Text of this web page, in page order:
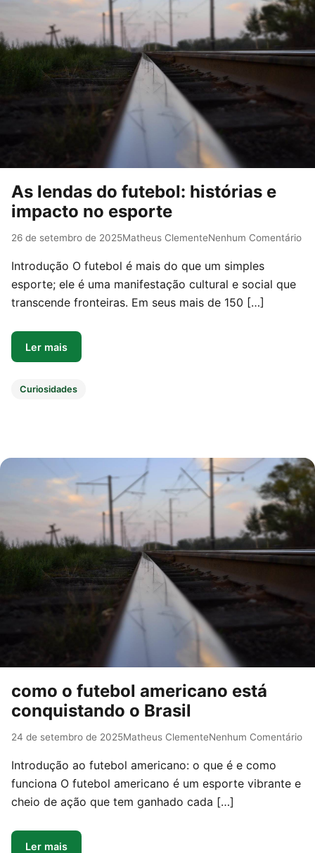
As lendas do futebol: histórias e
impacto no esporte
26 de setembro de 2025Matheus ClementeNenhum Comentário
Introdução O futebol é mais do que um simples
esporte; ele é uma manifestação cultural e social que
transcende fronteiras. Em seus mais de 150 […]
Ler mais
Curiosidades
como o futebol americano está
conquistando o Brasil
24 de setembro de 2025Matheus ClementeNenhum Comentário
Introdução ao futebol americano: o que é e como
funciona O futebol americano é um esporte vibrante e
cheio de ação que tem ganhado cada […]
Ler mais